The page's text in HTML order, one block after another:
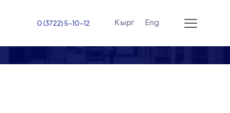
0 (3722) 5-10-12 Кырг Eng
Начинается Жалал-